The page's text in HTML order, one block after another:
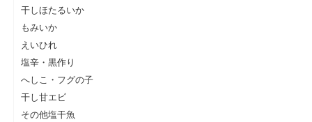
干しほたるいか
もみいか
えいひれ
塩辛・黒作り
へしこ・フグの子
干し甘エビ
その他塩干魚